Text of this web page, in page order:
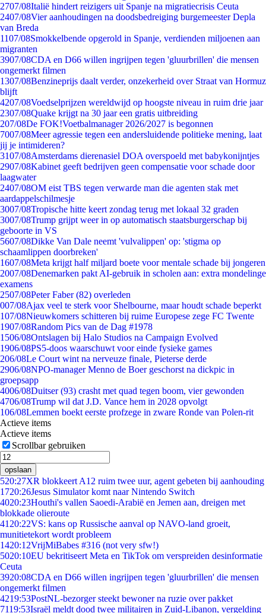
2707/08Italië hindert reizigers uit Spanje na migratiecrisis Ceuta
2407/08Vier aanhoudingen na doodsbedreiging burgemeester Depla
van Breda
1107/08Smokkelbende opgerold in Spanje, verdienden miljoenen aan
migranten
3907/08CDA en D66 willen ingrijpen tegen 'gluurbrillen' die mensen
ongemerkt filmen
1307/08Benzineprijs daalt verder, onzekerheid over Straat van Hormuz
blijft
4207/08Voedselprijzen wereldwijd op hoogste niveau in ruim drie jaar
2307/08Quake krijgt na 30 jaar een gratis uitbreiding
207/08De FOK!Voetbalmanager 2026/2027 is begonnen
7007/08Meer agressie tegen een andersluidende politieke mening, laat
jij je intimideren?
3107/08Amsterdams dierenasiel DOA overspoeld met babykonijntjes
2907/08Kabinet geeft bedrijven geen compensatie voor schade door
laagwater
2407/08OM eist TBS tegen verwarde man die agenten stak met
aardappelschilmesje
3007/08Tropische hitte keert zondag terug met lokaal 32 graden
3007/08Trump grijpt weer in op automatisch staatsburgerschap bij
geboorte in VS
5607/08Dikke Van Dale neemt 'vulvalippen' op: 'stigma op
schaamlippen doorbreken'
1607/08Meta krijgt half miljard boete voor mentale schade bij jongeren
2007/08Denemarken pakt AI-gebruik in scholen aan: extra mondelinge
examens
2507/08Peter Faber (82) overleden
007/08Ajax veel te sterk voor Shelbourne, maar houdt schade beperkt
107/08Nieuwkomers schitteren bij ruime Europese zege FC Twente
1907/08Random Pics van de Dag #1978
1506/08Ontslagen bij Halo Studios na Campaign Evolved
1906/08PS5-doos waarschuwt voor einde fysieke games
206/08Le Court wint na nerveuze finale, Pieterse derde
2906/08NPO-manager Menno de Boer geschorst na dickpic in
groepsapp
4006/08Duitser (93) crasht met quad tegen boom, vier gewonden
4706/08Trump wil dat J.D. Vance hem in 2028 opvolgt
106/08Lemmen boekt eerste profzege in zware Ronde van Polen-rit
Actieve items
Actieve items
Scrollbar gebruiken
opslaan
520:27XR blokkeert A12 ruim twee uur, agent gebeten bij aanhouding
1720:26Jesus Simulator komt naar Nintendo Switch
4020:23Houthi's vallen Saoedi-Arabië en Jemen aan, dreigen met
blokkade olieroute
41 20:22VS: kans op Russische aanval op NAVO-land groeit,
munitietekort wordt probleem
1420:12VrijMiBabes #316 (not very sfw!)
5020:10EU bekritiseert Meta en TikTok om verspreiden desinformatie
Ceuta
3920:08CDA en D66 willen ingrijpen tegen 'gluurbrillen' die mensen
ongemerkt filmen
4219:53PostNL-bezorger steekt bewoner na ruzie over pakket
7119:53Israël meldt dood twee militairen in Zuid-Libanon, vergelding